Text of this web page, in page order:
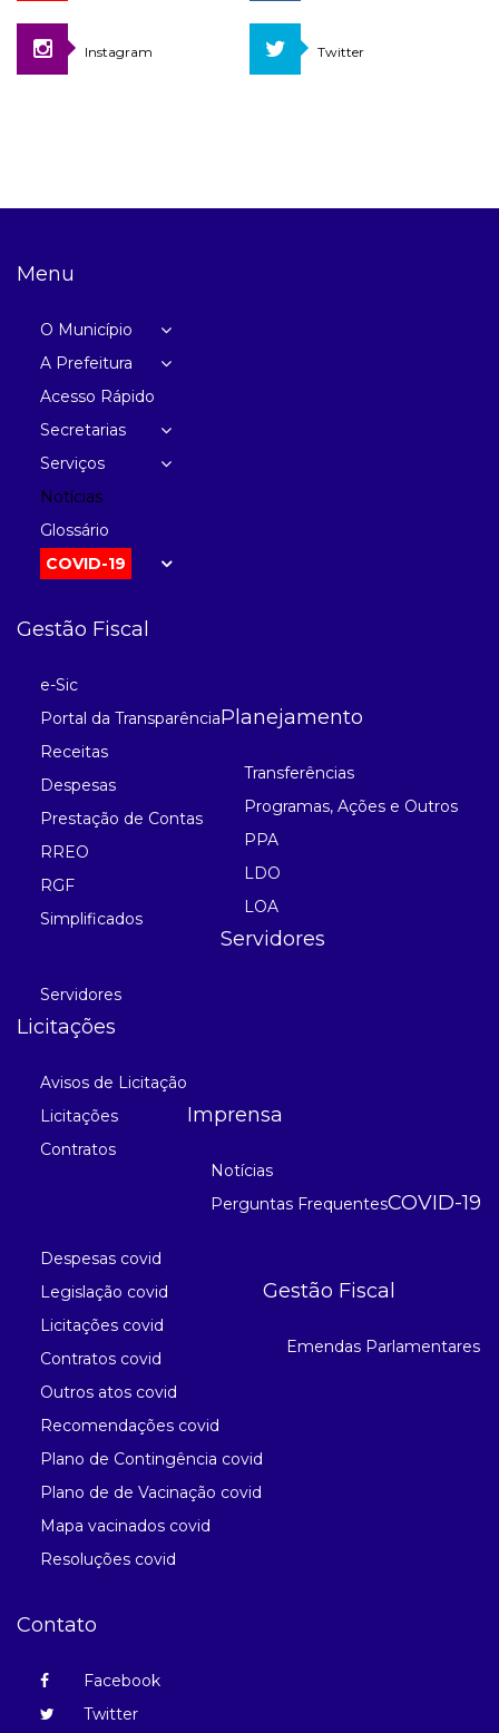
Instagram Twitter
Menu
O Município
A Prefeitura
Acesso Rápido
Secretarias
Serviços
Notícias
Glossário
COVID-19
Gestão Fiscal
e-Sic
Portal da Transparência
Receitas
Despesas
Prestação de Contas
RREO
RGF
Simplificados
Planejamento
Transferências
Programas, Ações e Outros
PPA
LDO
LOA
Servidores
Servidores
Licitações
Avisos de Licitação
Licitações
Contratos
Imprensa
Notícias
Perguntas FrequentesCOVID-19
Despesas covid
Legislação covid
Licitações covid
Contratos covid
Outros atos covid
Recomendações covid
Plano de Contingência covid
Plano de de Vacinação covid
Mapa vacinados covid
Resoluções covid
Gestão Fiscal
Emendas Parlamentares
Contato
Facebook
Twitter